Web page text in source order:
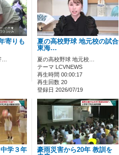
寄りも
…
夏の高校野球 地元校の試合
東海…
夏の高校野球 地元校…
テーマ LCVNEWS
再生時間 00:00:17
再生回数 20
登録日 2026/07/19
学３年
豪雨災害から20年 教訓を